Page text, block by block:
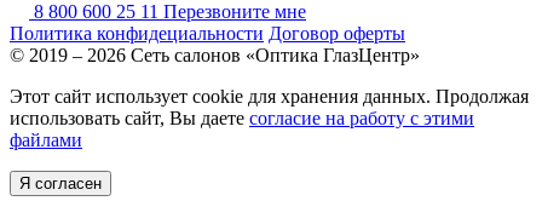
8 800 600 25 11 Перезвоните мне
Политика конфидециальности Договор оферты
© 2019 – 2026 Сеть салонов «Оптика ГлазЦентр»
Этот сайт использует cookie для хранения данных. Продолжая
использовать сайт, Вы даете согласие на работу с этими
файлами
Я согласен